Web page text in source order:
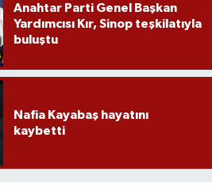
Anahtar Parti Genel Başkan
Yardımcısı Kır, Sinop teşkilatıyla
buluştu
Nafia Kayabaş hayatını
kaybetti